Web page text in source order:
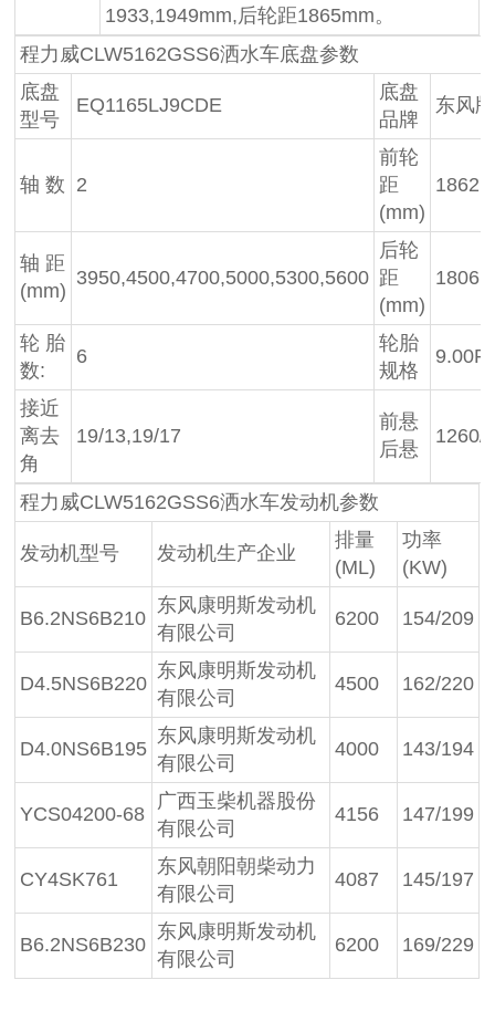
1933,1949mm,后轮距1865mm。
程力威CLW5162GSS6洒水车底盘参数
底盘
型号
EQ1165LJ9CDE
底盘
品牌
东风牌
轴 数 2
前轮
距
(mm)
轴 距
(mm)
3950,4500,4700,5000,5300,5600
后轮
距
(mm)
轮 胎
数:
6
轮胎
规格
接近
离去
角
19/13,19/17
前悬
后悬
1260/
程力威CLW5162GSS6洒水车发动机参数
发动机型号 发动机生产企业
排量
(ML)
功率
(KW)
B6.2NS6B210
东风康明斯发动机
有限公司
6200 154/209
D4.5NS6B220
东风康明斯发动机
有限公司
4500 162/220
D4.0NS6B195
东风康明斯发动机
有限公司
4000 143/194
YCS04200-68
广西玉柴机器股份
有限公司
4156 147/199
CY4SK761
东风朝阳朝柴动力
有限公司
4087 145/197
B6.2NS6B230
东风康明斯发动机
有限公司
6200 169/229